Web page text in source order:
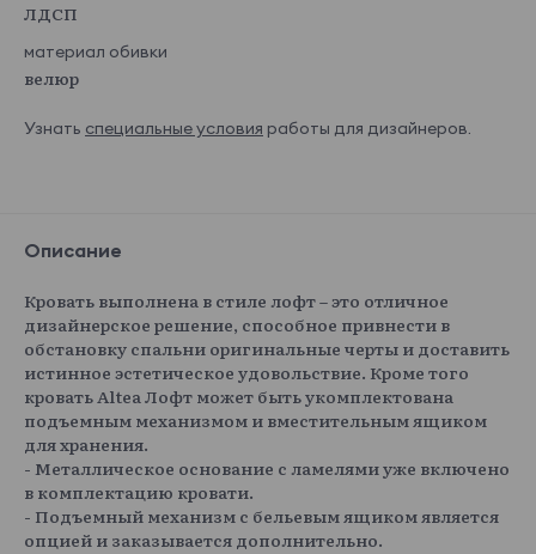
ЛДСП
материал обивки
велюр
Узнать специальные условия работы для дизайнеров.
Описание
Кровать выполнена в стиле лофт – это отличное
дизайнерское решение, способное привнести в
обстановку спальни оригинальные черты и доставить
истинное эстетическое удовольствие. Кроме того
кровать Altea Лофт может быть укомплектована
подъемным механизмом и вместительным ящиком
для хранения.
- Металлическое основание с ламелями уже включено
в комплектацию кровати.
- Подъемный механизм с бельевым ящиком является
опцией и заказывается дополнительно.